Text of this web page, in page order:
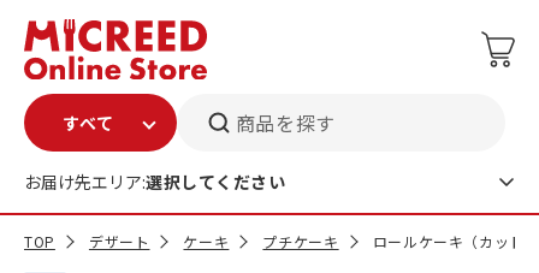
商品を探す
お届け先エリア:選択してください
TOP デザート ケーキ プチケーキ ロールケーキ（カット